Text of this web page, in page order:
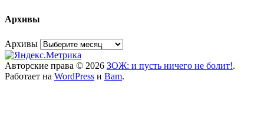
Архивы
Архивы
Авторские права © 2026 ЗОЖ: и пусть ничего не болит!.
Работает на WordPress и Bam.